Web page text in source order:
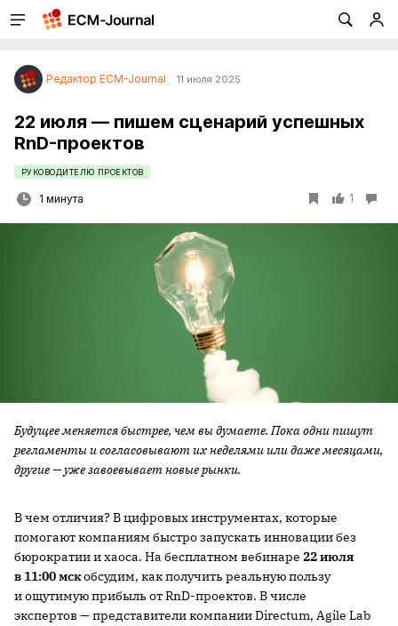
Редактор ECM-Journal 11 июля 2025
22 июля — пишем сценарий успешных
RnD-проектов
РУКОВОДИТЕЛЮ ПРОЕКТОВ
1 минута 1
Будущее меняется быстрее, чем вы думаете. Пока одни пишут
регламенты и согласовывают их неделями или даже месяцами,
другие — уже завоевывает новые рынки.
В чем отличия? В цифровых инструментах, которые
помогают компаниям быстро запускать инновации без
бюрократии и хаоса. На бесплатном вебинаре 22 июля
в 11:00 мскобсудим, как получить реальную пользу
и ощутимую прибыль от RnD-проектов. В числе
экспертов — представители компании Directum, Agile Lab